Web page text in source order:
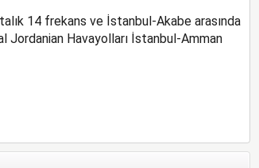
14 frekans ve İstanbul-Akabe arasında
Havayolları İstanbul-Amman